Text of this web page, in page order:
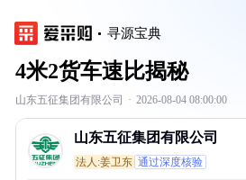
寻源宝典
4米2货车速比揭秘
山东五征集团有限公司 · 2026-08-04 08:00:00
山东五征集团有限公司
法人:姜卫东 通过深度核验